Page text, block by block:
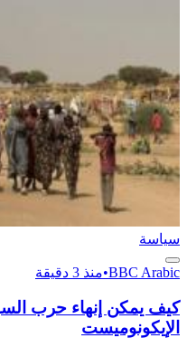
سياسة
BBC Arabic
•منذ 3 دقيقة
كيف يمكن إنهاء حرب
الإيكونوميست